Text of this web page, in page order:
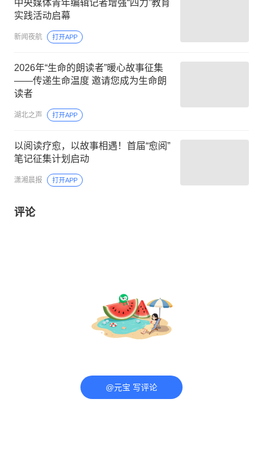
中央媒体青年编辑记者增强“四力”教育
实践活动启幕
新闻夜航 打开APP
2026年“生命的朗读者”暖心故事征集
——传递生命温度 邀请您成为生命朗
读者
湖北之声 打开APP
以阅读疗愈，以故事相遇！首届“愈阅”
笔记征集计划启动
潇湘晨报 打开APP
评论
@元宝 写评论